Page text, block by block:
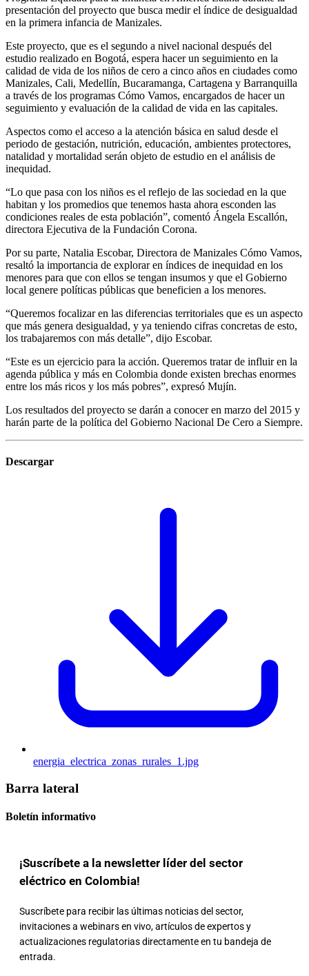
presentación del proyecto que busca medir el índice de desigualdad
en la primera infancia de Manizales.
Este proyecto, que es el segundo a nivel nacional después del
estudio realizado en Bogotá, espera hacer un seguimiento en la
calidad de vida de los niños de cero a cinco años en ciudades como
Manizales, Cali, Medellín, Bucaramanga, Cartagena y Barranquilla
a través de los programas Cómo Vamos, encargados de hacer un
seguimiento y evaluación de la calidad de vida en las capitales.
Aspectos como el acceso a la atención básica en salud desde el
periodo de gestación, nutrición, educación, ambientes protectores,
natalidad y mortalidad serán objeto de estudio en el análisis de
inequidad.
“Lo que pasa con los niños es el reflejo de las sociedad en la que
habitan y los promedios que tenemos hasta ahora esconden las
condiciones reales de esta población”, comentó Ángela Escallón,
directora Ejecutiva de la Fundación Corona.
Por su parte, Natalia Escobar, Directora de Manizales Cómo Vamos,
resaltó la importancia de explorar en índices de inequidad en los
menores para que con ellos se tengan insumos y que el Gobierno
local genere políticas públicas que beneficien a los menores.
“Queremos focalizar en las diferencias territoriales que es un aspecto
que más genera desigualdad, y ya teniendo cifras concretas de esto,
los trabajaremos con más detalle”, dijo Escobar.
“Este es un ejercicio para la acción. Queremos tratar de influir en la
agenda pública y más en Colombia donde existen brechas enormes
entre los más ricos y los más pobres”, expresó Mujín.
Los resultados del proyecto se darán a conocer en marzo del 2015 y
harán parte de la política del Gobierno Nacional De Cero a Siempre.
Descargar
energia_electrica_zonas_rurales_1.jpg
Barra lateral
Boletín informativo
¡Suscríbete a la newsletter líder del sector
eléctrico en Colombia!
Suscríbete para recibir las últimas noticias del sector,
invitaciones a webinars en vivo, artículos de expertos y
actualizaciones regulatorias directamente en tu bandeja de
entrada.